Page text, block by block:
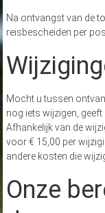
Na ontvangst van de
reisbescheiden per
Mocht u tussen
nog iets wijzigen,
Afhankelijk van de
voor € 15,00 per
andere kosten die
Onze